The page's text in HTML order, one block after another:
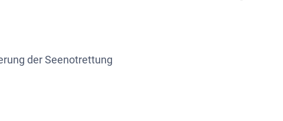
der Seenotrettung